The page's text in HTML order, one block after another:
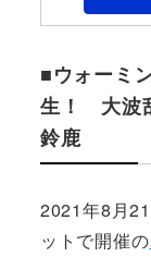
■ウォーミ
生！ 大波
鈴鹿
2021年8月
ットで開催の